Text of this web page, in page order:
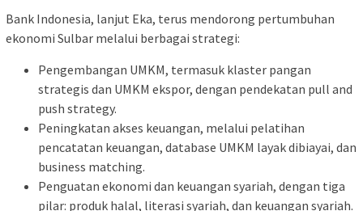
Bank Indonesia, lanjut Eka, terus mendorong pertumbuhan
ekonomi Sulbar melalui berbagai strategi:
Pengembangan UMKM, termasuk klaster pangan
strategis dan UMKM ekspor, dengan pendekatan pull and
push strategy.
Peningkatan akses keuangan, melalui pelatihan
pencatatan keuangan, database UMKM layak dibiayai, dan
business matching.
Penguatan ekonomi dan keuangan syariah, dengan tiga
pilar: produk halal, literasi syariah, dan keuangan syariah.